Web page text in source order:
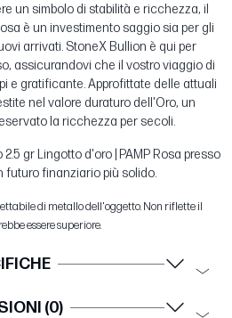
un simbolo di stabilità e ricchezza, il
è un investimento saggio sia per gli
arrivati. StoneX Bullion è qui per
assicurandovi che il vostro viaggio di
e gratificante. Approfittate delle attuali
nel valore duraturo dell'Oro, un
la ricchezza per secoli.
gr Lingotto d'oro | PAMP Rosa presso
futuro finanziario più solido.
di metallo dell'oggetto. Non riflette il
essere superiore.
(0)